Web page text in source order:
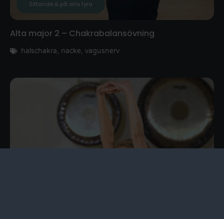
Sittande & på alla fyra
Alta major 2 – Chakrabalansövning
halschakra, nacke, vagusnerv